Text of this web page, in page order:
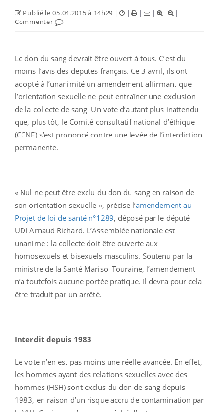
Publié le 05.04.2015 à 14h29 | | | |
|
Commenter
Le don du sang devrait être ouvert à tous. C’est du
moins l’avis des députés français. Ce 3 avril, ils ont
adopté à l’unanimité un amendement affirmant que
l’orientation sexuelle ne peut entraîner une exclusion
de la collecte de sang. Un vote d’autant plus inattendu
que, plus tôt, le Comité consultatif national d’éthique
(CCNE) s’est prononcé contre une levée de l’interdiction
permanente.
« Nul ne peut être exclu du don du sang en raison de
son orientation sexuelle », précise l’amendement au
Projet de loi de santé n°1289, déposé par le député
UDI Arnaud Richard. L’Assemblée nationale est
unanime : la collecte doit être ouverte aux
homosexuels et bisexuels masculins. Soutenu par la
ministre de la Santé Marisol Touraine, l’amendement
n’a toutefois aucune portée pratique. Il devra pour cela
être traduit par un arrêté.
Interdit depuis 1983
Le vote n’en est pas moins une réelle avancée. En effet,
les hommes ayant des relations sexuelles avec des
hommes (HSH) sont exclus du don de sang depuis
1983, en raison d’un risque accru de contamination par